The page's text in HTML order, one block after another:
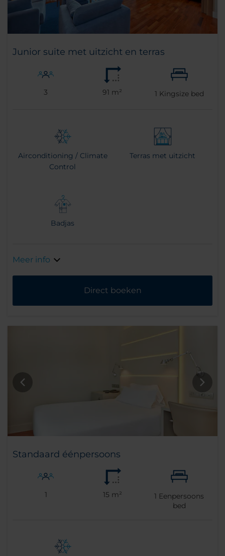
Junior suite met uitzicht en terras
3 91 m² 1 Kingsize bed
Airconditioning / Climate
Control
Terras met uitzicht
Badjas
Meer info
Direct boeken
Standaard éénpersoons
1 15 m² 1 Eenpersoons
bed